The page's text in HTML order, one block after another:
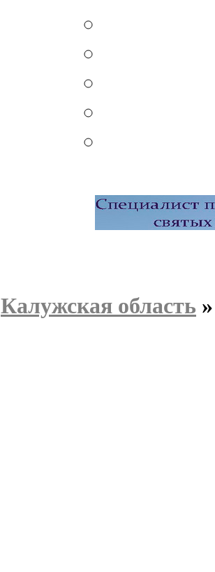
Калужская область